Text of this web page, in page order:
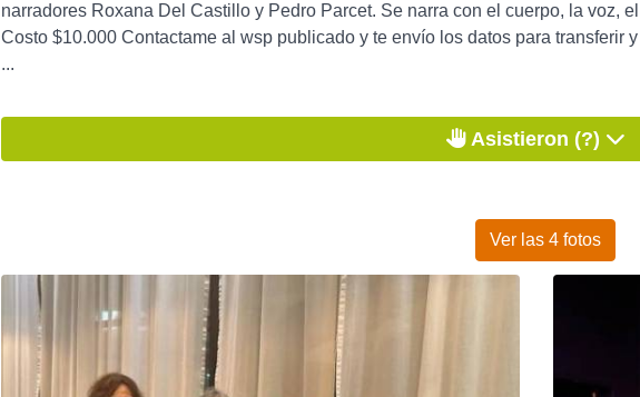
narradores Roxana Del Castillo y Pedro Parcet. Se narra con el cuerpo, la voz,
Costo $10.000 Contactame al wsp publicado y te envío los datos para
...
Asistieron (?)
Ver las 4 fotos